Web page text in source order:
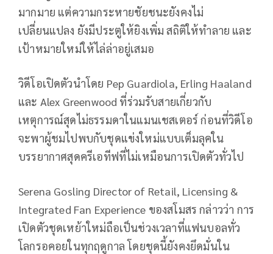
มากมาย แต่ความกระหายชัยชนะยังคงไม่
เปลี่ยนแปลง ยังมีประตูให้ยิงเพิ่ม สถิติให้ทำลาย และ
เป้าหมายใหม่ให้ไล่ล่าอยู่เสมอ
วิดีโอเปิดตัวนำโดย Pep Guardiola, Erling Haaland
และ Alex Greenwood ที่ร่วมรับสายเกี่ยวกับ
เหตุการณ์สุดไม่ธรรมดาในแมนเชสเตอร์ ก่อนที่วิดีโอ
จะพาผู้ชมไปพบกับชุดแข่งใหม่แบบเต็มลุคใน
บรรยากาศสุดครีเอทีฟที่ไม่เหมือนการเปิดตัวทั่วไป
Serena Gosling Director of Retail, Licensing &
Integrated Fan Experience ของสโมสร กล่าวว่า การ
เปิดตัวชุดเหย้าใหม่ถือเป็นช่วงเวลาที่แฟนบอลทั่ว
โลกรอคอยในทุกฤดูกาล โดยชุดนี้ยังคงยึดมั่นใน